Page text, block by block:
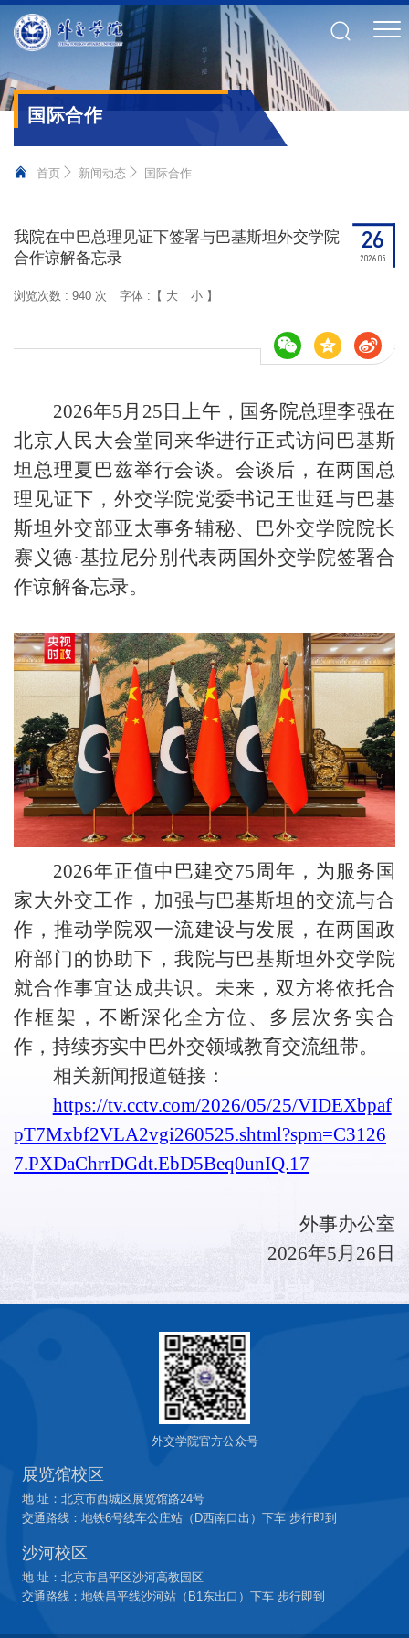
国际合作
首页 新闻动态 国际合作
我院在中巴总理见证下签署与巴基斯坦外交学院
合作谅解备忘录
浏览次数 : 940 次 字体 :【 大 小 】
26
2026.05
2026年5月 25 日上午，国务院总理李强在
北京人民大会堂同来华进行正式访问巴基斯
坦总理夏巴兹举行会谈。会谈后，在两国总
理见证下，外交学院党委书记王世廷与巴基
斯坦外交部亚太事务辅秘、巴外交学院院长
赛义德·基拉尼分别代表两国外交学院签署合
作谅解备忘录。
2026年正值中巴建交75周年，为服务国
家大外交工作，加强与巴基斯坦的交流与合
作，推动学院双一流建设与发展，在两国政
府部门的协助下，我院与巴基斯坦外交学院
就合作事宜达成共识。未来，双方将依托合
作框架，不断深化全方位、多层次务实合
作，持续夯实中巴外交领域教育交流纽带。
相关新闻报道链接：
https://tv.cctv.com/2026/05/25/VIDEXbpaf
pT7Mxbf2VLA2vgi260525.shtml?spm=C3126
7.PXDaChrrDGdt.EbD5Beq0unIQ.17
外事办公室
2026年5月 26 日
外交学院官方公众号
展览馆校区
地 址：北京市西城区展览馆路24号
交通路线：地铁6号线车公庄站（D西南口出）下车 步行即到
沙河校区
地 址：北京市昌平区沙河高教园区
交通路线：地铁昌平线沙河站（B1东出口）下车 步行即到